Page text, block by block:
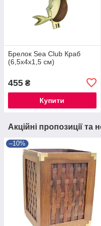
Брелок Sea Club Краб
(6,5x4x1,5 см)
455 ₴
Купити
Акційні пропозиції та
–10%